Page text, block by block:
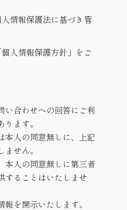
情報保護法に基づき管
人情報保護方針」をご
い合わせへの回答にご利
ます。
本人の同意無しに、上記
せん。
本人の同意無しに第三者
することはいたしませ
を開示いたします。